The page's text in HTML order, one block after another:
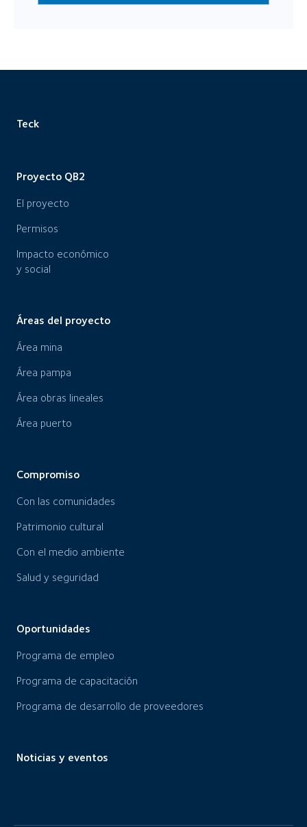
Teck
Proyecto QB2
El proyecto
Permisos
Impacto económico
y social
Áreas del proyecto
Área mina
Área pampa
Área obras lineales
Área puerto
Compromiso
Con las comunidades
Patrimonio cultural
Con el medio ambiente
Salud y seguridad
Oportunidades
Programa de empleo
Programa de capacitación
Programa de desarrollo de proveedores
Noticias y eventos